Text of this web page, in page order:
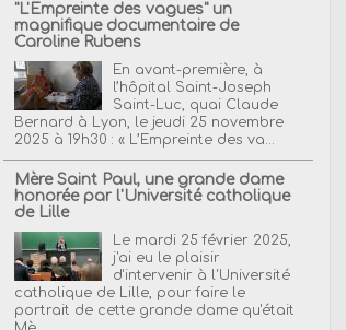
"L'Empreinte des vagues" un
magnifique documentaire de
Caroline Rubens
En avant-première, à
l’hôpital Saint-Joseph
Saint-Luc, quai Claude
Bernard à Lyon, le jeudi 25 novembre
2025 à 19h30 : « L’Empreinte des va...
Mère Saint Paul, une grande dame
honorée par l'Université catholique
de Lille
Le mardi 25 février 2025,
j'ai eu le plaisir
d'intervenir à l'Université
catholique de Lille, pour faire le
portrait de cette grande dame qu'était